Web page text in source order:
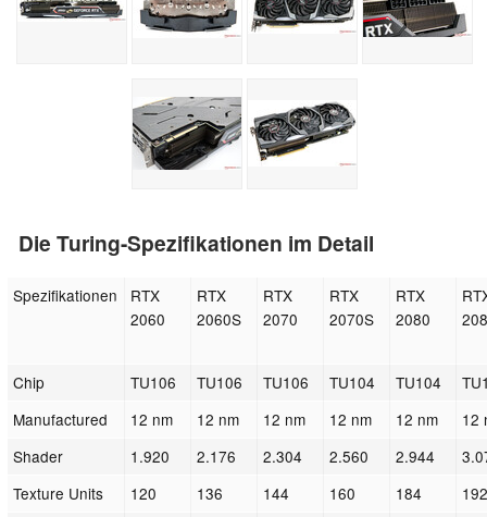
Die Turing-Spezifikationen im Detail
Spezifikationen
RTX
2060
RTX
2060S
RTX
2070
RTX
2070S
RTX
2080
Chip TU106 TU106 TU106 TU104 TU104
Manufactured
12 nm 12 nm 12 nm 12 nm 12 nm
12
Shader
1.920 2.176 2.304 2.560 2.944
Texture Units
120 136 144 160 184